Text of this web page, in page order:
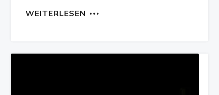
WEITERLESEN